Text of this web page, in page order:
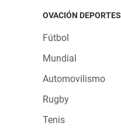
OVACIÓN DEPORTES
Fútbol
Mundial
Automovilismo
Rugby
Tenis